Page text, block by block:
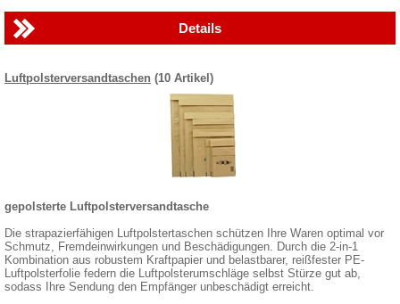
Details
Luftpolsterversandtaschen (10 Artikel)
gepolsterte Luftpolsterversandtasche
Die strapazierfähigen Luftpolstertaschen schützen Ihre Waren optimal vor
Schmutz, Fremdeinwirkungen und Beschädigungen. Durch die 2-in-1
Kombination aus robustem Kraftpapier und belastbarer, reißfester PE-
Luftpolsterfolie federn die Luftpolsterumschläge selbst Stürze gut ab,
sodass Ihre Sendung den Empfänger unbeschädigt erreicht.